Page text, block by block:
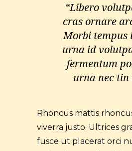
“Libero
cras ornare
Morbi tempus
urna id
fermentum
urna nec tin
Rhoncus mattis
viverra justo. Ultrices
fusce ut placerat orci